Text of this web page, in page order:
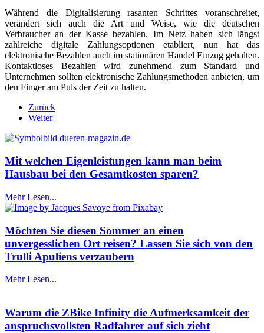
Während die Digitalisierung rasanten Schrittes voranschreitet,
verändert sich auch die Art und Weise, wie die deutschen
Verbraucher an der Kasse bezahlen. Im Netz haben sich längst
zahlreiche digitale Zahlungsoptionen etabliert, nun hat das
elektronische Bezahlen auch im stationären Handel Einzug gehalten.
Kontaktloses Bezahlen wird zunehmend zum Standard und
Unternehmen sollten elektronische Zahlungsmethoden anbieten, um
den Finger am Puls der Zeit zu halten.
Zurück
Weiter
Mit welchen Eigenleistungen kann man beim
Hausbau bei den Gesamtkosten sparen?
Mehr Lesen...
Möchten Sie diesen Sommer an einen
unvergesslichen Ort reisen? Lassen Sie sich von den
Trulli Apuliens verzaubern
Mehr Lesen...
Warum die ZBike Infinity die Aufmerksamkeit der
anspruchsvollsten Radfahrer auf sich zieht